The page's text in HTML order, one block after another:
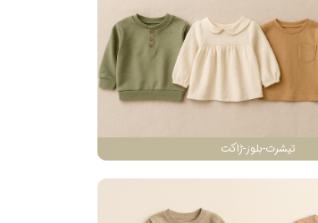
تیشرت-بلوز-ژاکت